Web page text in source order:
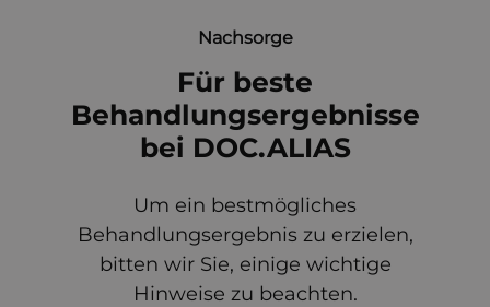
Nachsorge
Für beste
Behandlungsergebnisse
bei DOC.ALIAS
Um ein bestmögliches
Behandlungsergebnis zu erzielen,
bitten wir Sie, einige wichtige
Hinweise zu beachten.